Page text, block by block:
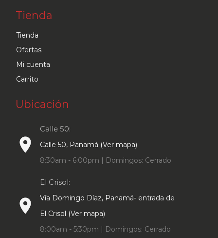
Tienda
Tienda
Ofertas
Mi cuenta
Carrito
Ubicación
place
Calle 50:
Calle 50, Panamá (Ver mapa)
8:30am - 6:00pm | Domingos: Cerrado
place
El Crisol:
Vía Domingo Díaz, Panamá- entrada de
El Crisol (Ver mapa)
8:00am - 5:30pm | Domingos: Cerrado